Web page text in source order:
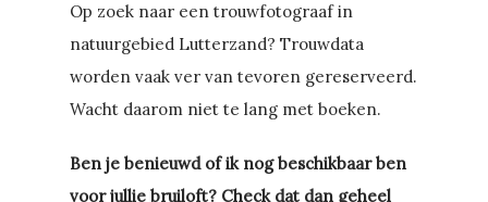
Op zoek naar een trouwfotograaf in
natuurgebied Lutterzand? Trouwdata
worden vaak ver van tevoren gereserveerd.
Wacht daarom niet te lang met boeken.
Ben je benieuwd of ik nog beschikbaar ben
voor jullie bruiloft? Check dat dan geheel